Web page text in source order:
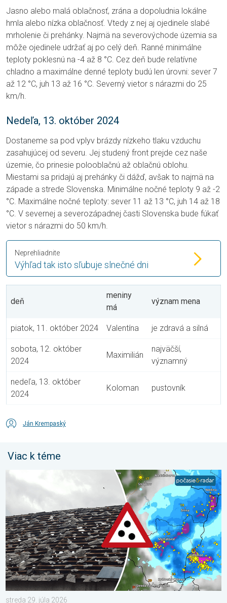
Jasno alebo malá oblačnosť, zrána a dopoludnia lokálne
hmla alebo nízka oblačnosť. Vtedy z nej aj ojedinele slabé
mrholenie či prehánky. Najmä na severovýchode územia sa
môže ojedinele udržať aj po celý deň. Ranné minimálne
teploty poklesnú na -4 až 8 °C. Cez deň bude relatívne
chladno a maximálne denné teploty budú len úrovni: sever 7
až 12 °C, juh 13 až 16 °C. Severný vietor s nárazmi do 25
km/h.
Nedeľa, 13. október 2024
Dostaneme sa pod vplyv brázdy nízkeho tlaku vzduchu
zasahujúcej od severu. Jej studený front prejde cez naše
územie, čo prinesie polooblačnú až oblačnú oblohu.
Miestami sa pridajú aj prehánky či dážď, avšak to najmä na
západe a strede Slovenska. Minimálne nočné teploty 9 až -2
°C. Maximálne nočné teploty: sever 11 až 13 °C, juh 14 až 18
°C. V severnej a severozápadnej časti Slovenska bude fúkať
vietor s nárazmi do 50 km/h.
Výhľad tak isto sľubuje slnečné dni
Neprehliadnite
deň
meniny
má
význam mena
piatok, 11. október 2024 Valentína je zdravá a silná
sobota, 12. október
2024
Maximilián
najväčší,
významný
nedeľa, 13. október
2024
Koloman pustovník
Ján Krempaský
Viac k téme
Zemplín pustošilo 7 cm veľké krupobitie. Veľké škody. . .
streda 29. júla 2026